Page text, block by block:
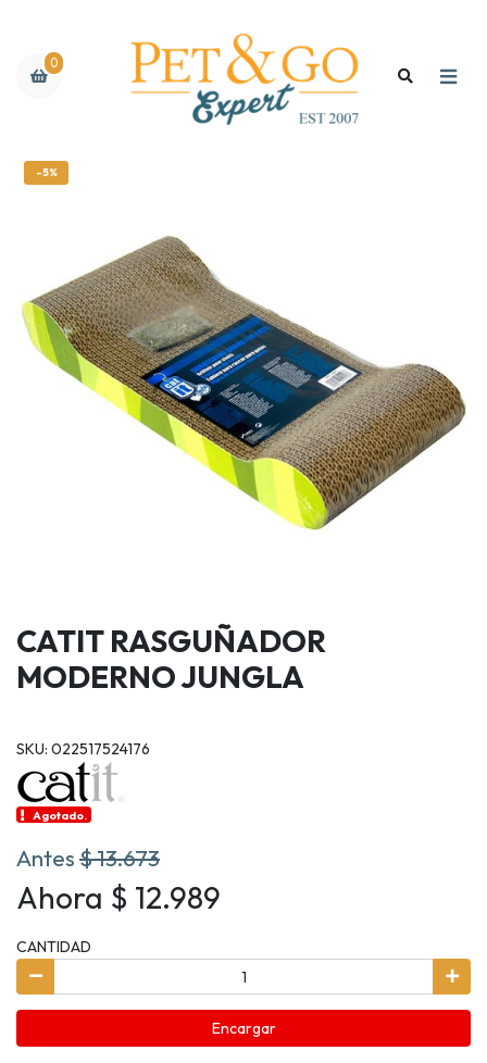
0
-5%
CATIT RASGUÑADOR
MODERNO JUNGLA
SKU: 022517524176
Agotado.
Antes$ 13.673
Ahora $ 12.989
CANTIDAD
Encargar